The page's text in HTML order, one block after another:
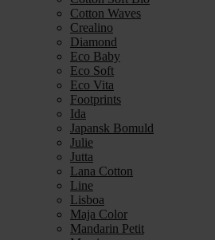
Cotton Waves
Crealino
Diamond
Eco Baby
Eco Soft
Eco Vita
Footprints
Ida
Japansk Bomuld
Julie
Jutta
Lana Cotton
Line
Lisboa
Maja Color
Mandarin Petit